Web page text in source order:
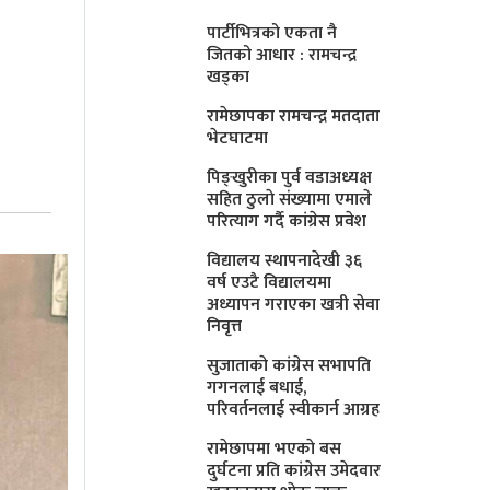
पार्टीभित्रको एकता नै
जितको आधार : रामचन्द्र
खड्का
रामेछापका रामचन्द्र मतदाता
भेटघाटमा
पिङ्खुरीका पुर्व वडाअध्यक्ष
सहित ठुलाे संख्यामा एमाले
परित्याग गर्दै कांग्रेस प्रवेश
विद्यालय स्थापनादेखी ३६
वर्ष एउटै विद्यालयमा
अध्यापन गराएका खत्री सेवा
निवृत्त
सुजाताकाे कांग्रेस सभापति
गगनलाई बधाई,
परिवर्तनलाई स्वीकार्न आग्रह
रामेछापमा भएकाे बस
दुर्घटना प्रति कांग्रेस उमेदवार